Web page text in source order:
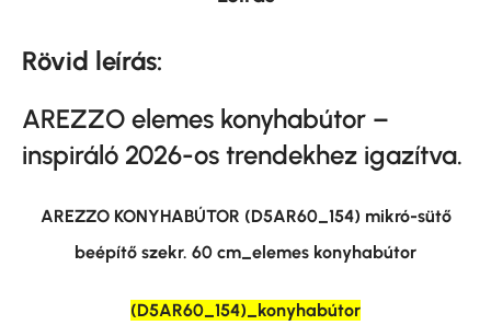
Rövid leírás:
AREZZO elemes konyhabútor –
inspiráló 2026-os trendekhez igazítva.
AREZZO KONYHABÚTOR (D5AR60_154) mikró-sütő
beépítő szekr. 60 cm_elemes konyhabútor
(D5AR60_154)_konyhabútor